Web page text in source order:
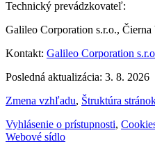
Technický prevádzkovateľ:
Galileo Corporation s.r.o.,
Kontakt: Galileo Corporation
Posledná aktualizácia: 3. 8. 2026
Zmena vzhľadu, Štruktúra
Vyhlásenie o prístupnosti,
Webové sídlo